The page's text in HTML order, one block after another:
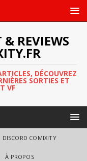
REVIEWS
DÉCOUVREZ
SORTIES ET
VF
DISCORD COMIXITY
À PROPOS